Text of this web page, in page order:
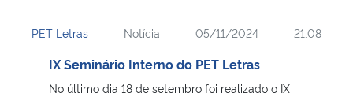
Controladoria-Geral da União
PET Letras Notícia 05/11/2024 21:08
IX Seminário Interno do PET Letras
No último dia 18 de setembro foi realizado o IX